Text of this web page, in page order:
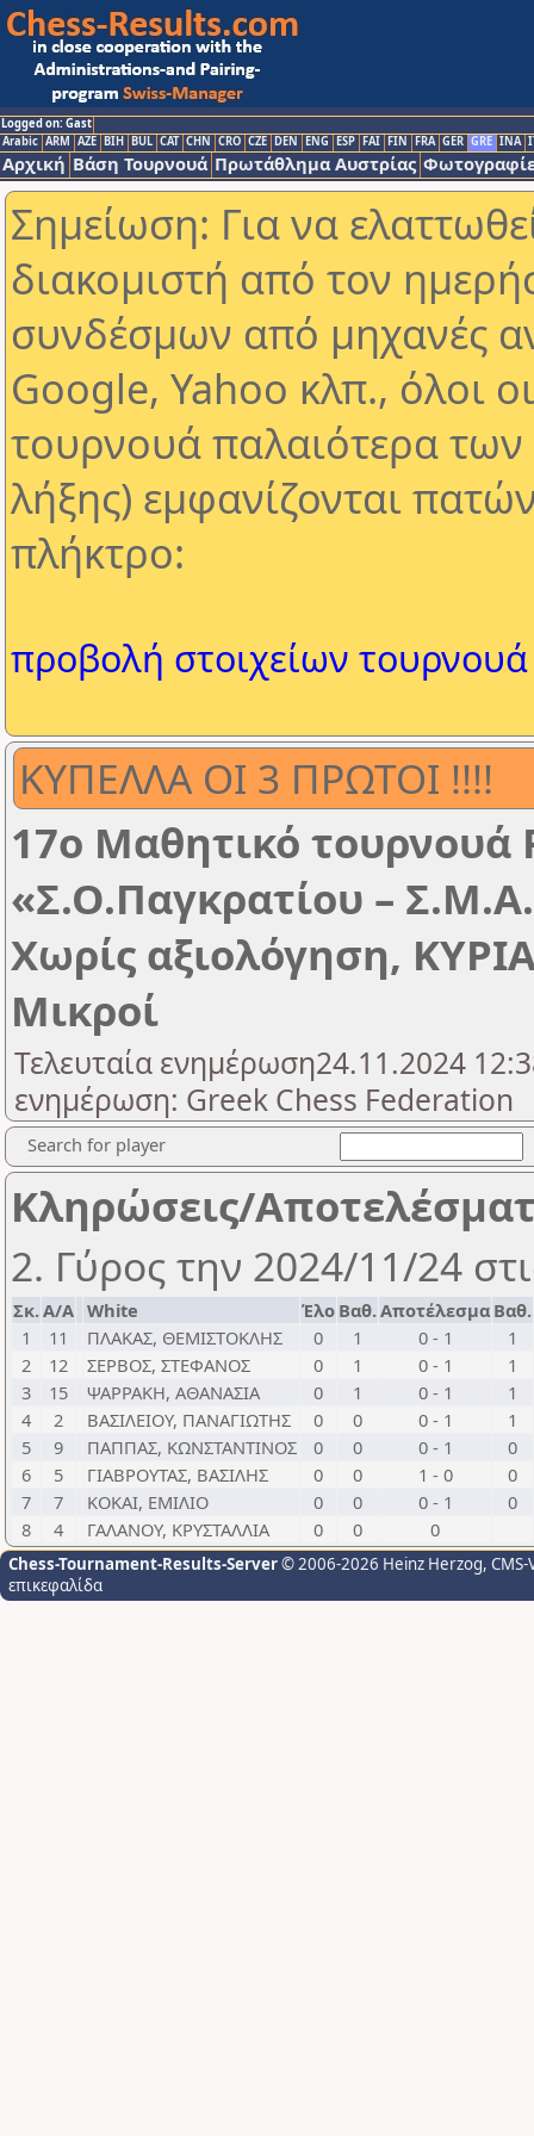
Logged on: Gast
Arabic ARM AZE BIH BUL CAT CHN CRO CZE DEN ENG ESP FAI FIN FRA GER GRE INA
Αρχική Βάση Τουρνουά Πρωτάθλημα Αυστρίας
Σημείωση: Για να
διακομιστή από τον
συνδέσμων από μηχανές
Google, Yahoo κλπ., όλοι
τουρνουά παλαιότερα
λήξης) εμφανίζονται
πλήκτρο:
προβολή στοιχείων τουρνουά
ΚΥΠΕΛΛΑ ΟΙ 3 ΠΡΩΤΟΙ !!!!
17ο Μαθητικό τουρνουά
«Σ.Ο.Παγκρατίου –
Χωρίς αξιολόγηση,
Μικροί
Τελευταία ενημέρωση24.11.2024
ενημέρωση: Greek Chess Federation
Search for player
Κληρώσεις/
2. Γύρος την 2024/11/24
Σκ.Α/Α White Έλο Βαθ.Αποτέλεσμα Βαθ.
1
11 ΠΛΑΚΑΣ, ΘΕΜΙΣΤΟΚΛΗΣ 0 1 0 - 1
1
2
12 ΣΕΡΒΟΣ, ΣΤΕΦΑΝΟΣ 0 1 0 - 1
1
3
15 ΨΑΡΡΑΚΗ, ΑΘΑΝΑΣΙΑ 0 1 0 - 1
1
4
2 ΒΑΣΙΛΕΙΟΥ, ΠΑΝΑΓΙΩΤΗΣ 0 0 0 - 1
1
5
9 ΠΑΠΠΑΣ, ΚΩΝΣΤΑΝΤΙΝΟΣ 0 0 0 - 1
0
6
5 ΓΙΑΒΡΟΥΤΑΣ, ΒΑΣΙΛΗΣ 0 0 1 - 0
0
7
7 ΚΟΚΑΙ, ΕΜΙΛΙΟ 0 0 0 - 1
0
8
4 ΓΑΛΑΝΟΥ, ΚΡΥΣΤΑΛΛΙΑ 0 0 0
Chess-Tournament-Results-Server© 2006-2026 Heinz Herzog,
επικεφαλίδα